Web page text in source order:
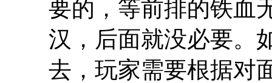
要的，等前排的铁血
汉，后面就没必要。
去，玩家需要根据对